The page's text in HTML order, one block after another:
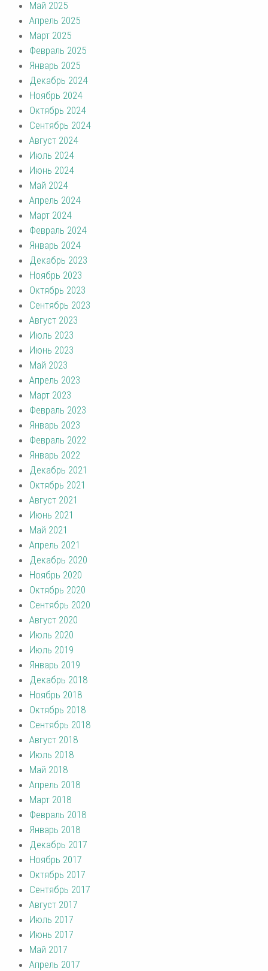
Май 2025
Апрель 2025
Март 2025
Февраль 2025
Январь 2025
Декабрь 2024
Ноябрь 2024
Октябрь 2024
Сентябрь 2024
Август 2024
Июль 2024
Июнь 2024
Май 2024
Апрель 2024
Март 2024
Февраль 2024
Январь 2024
Декабрь 2023
Ноябрь 2023
Октябрь 2023
Сентябрь 2023
Август 2023
Июль 2023
Июнь 2023
Май 2023
Апрель 2023
Март 2023
Февраль 2023
Январь 2023
Февраль 2022
Январь 2022
Декабрь 2021
Октябрь 2021
Август 2021
Июнь 2021
Май 2021
Апрель 2021
Декабрь 2020
Ноябрь 2020
Октябрь 2020
Сентябрь 2020
Август 2020
Июль 2020
Июль 2019
Январь 2019
Декабрь 2018
Ноябрь 2018
Октябрь 2018
Сентябрь 2018
Август 2018
Июль 2018
Май 2018
Апрель 2018
Март 2018
Февраль 2018
Январь 2018
Декабрь 2017
Ноябрь 2017
Октябрь 2017
Сентябрь 2017
Август 2017
Июль 2017
Июнь 2017
Май 2017
Апрель 2017